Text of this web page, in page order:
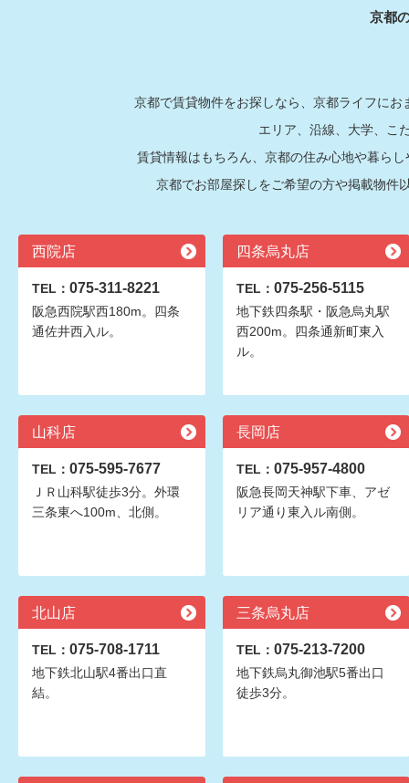
京都
京都で賃貸物件をお探しなら、京都ライフに
エリア、沿線、大学、こ
賃貸情報はもちろん、京都の住み心地や暮ら
京都でお部屋探しをご希望の方や掲載物件
西院店
TEL： 075-311-8221
阪急西院駅西180m。四条
通佐井西入ル。
四条烏丸店
TEL： 075-256-5115
地下鉄四条駅・阪急烏丸駅
西200m。四条通新町東入
ル。
山科店
TEL： 075-595-7677
ＪＲ山科駅徒歩3分。外環
三条東へ100m、北側。
長岡店
TEL： 075-957-4800
阪急長岡天神駅下車、アゼ
リア通り東入ル南側。
北山店
TEL： 075-708-1711
地下鉄北山駅4番出口直
結。
三条烏丸店
TEL： 075-213-7200
地下鉄烏丸御池駅5番出口
徒歩3分。